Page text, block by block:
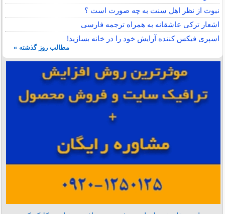
نبوت از نظر اهل سنت به چه صورت است ؟
اشعار ترکی عاشقانه به همراه ترجمه فارسی
اسپری فیکس کننده آرایش خود را در خانه بسازید!
مطالب روز گذشته »